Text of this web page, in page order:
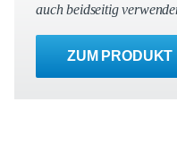
auch beidseitig
ZUM PRODUKT